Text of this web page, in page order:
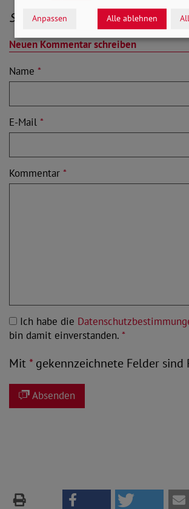
Sei der Erste, der kommentiert
Neuen Kommentar schreiben
Name *
E-Mail *
Kommentar *
Ich habe die
bin damit einverstanden. *
Mit*gekennzeichnete Felder sind
Absenden
Anpassen Alle ablehnen